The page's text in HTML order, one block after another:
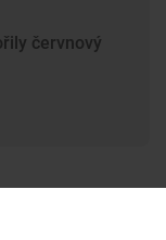
červnový